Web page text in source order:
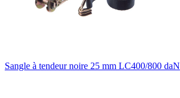
Sangle à tendeur noire 25 mm LC400/800 daN